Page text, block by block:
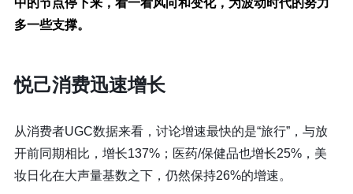
多一些支撑。
悦己消费迅速增长
从消费者UGC数据来看，讨论增速最快的是“旅行”，与放
开前同期相比，增长137%；医药/保健品也增长25%，美
妆日化在大声量基数之下，仍然保持26%的增速。